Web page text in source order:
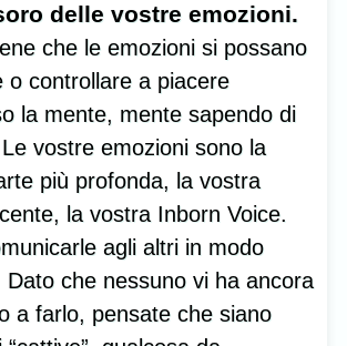
delle vostre emozioni.
che le emozioni si possano
o controllare a piacere
la mente, mente sapendo di
vostre emozioni sono la
più profonda, la vostra
la vostra Inborn Voice.
agli altri in modo
Dato che nessuno vi ha ancora
a farlo, pensate che siano